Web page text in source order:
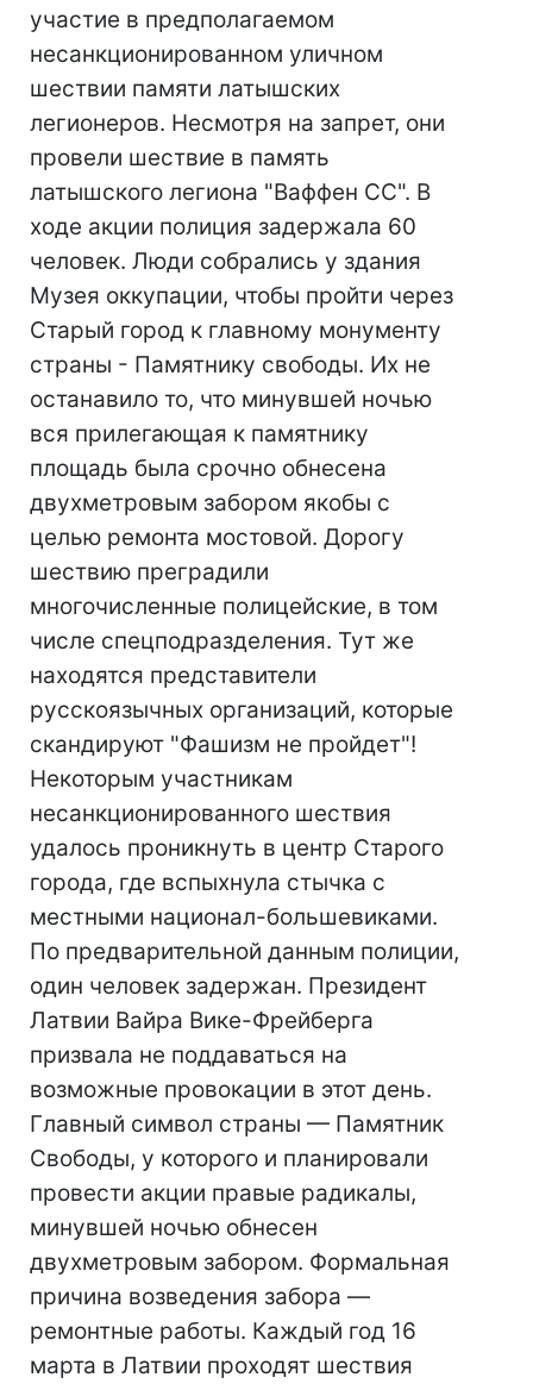
участие в предполагаемом
несанкционированном уличном
шествии памяти латышских
легионеров. Несмотря на запрет, они
провели шествие в память
латышского легиона "Ваффен СС". В
ходе акции полиция задержала 60
человек. Люди собрались у здания
Музея оккупации, чтобы пройти через
Старый город к главному монументу
страны - Памятнику свободы. Их не
останавило то, что минувшей ночью
вся прилегающая к памятнику
площадь была срочно обнесена
двухметровым забором якобы с
целью ремонта мостовой. Дорогу
шествию преградили
многочисленные полицейские, в том
числе спецподразделения. Тут же
находятся представители
русскоязычных организаций, которые
скандируют "Фашизм не пройдет"!
Некоторым участникам
несанкционированного шествия
удалось проникнуть в центр Старого
города, где вспыхнула стычка с
местными национал-большевиками.
По предварительной данным полиции,
один человек задержан. Президент
Латвии Вайра Вике-Фрейберга
призвала не поддаваться на
возможные провокации в этот день.
Главный символ страны — Памятник
Свободы, у которого и планировали
провести акции правые радикалы,
минувшей ночью обнесен
двухметровым забором. Формальная
причина возведения забора —
ремонтные работы. Каждый год 16
марта в Латвии проходят шествия